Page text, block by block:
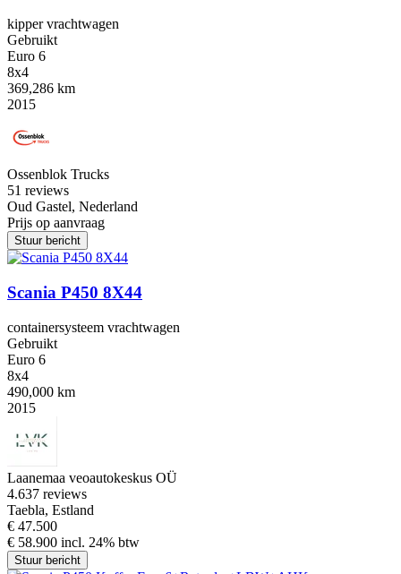
kipper vrachtwagen
Gebruikt
Euro 6
8x4
369,286 km
2015
Ossenblok Trucks
51 reviews
Oud Gastel, Nederland
Prijs op aanvraag
Stuur bericht
Scania P450 8X44
containersysteem vrachtwagen
Gebruikt
Euro 6
8x4
490,000 km
2015
Laanemaa veoautokeskus OÜ
4.637 reviews
Taebla, Estland
€ 47.500
€ 58.900 incl. 24% btw
Stuur bericht